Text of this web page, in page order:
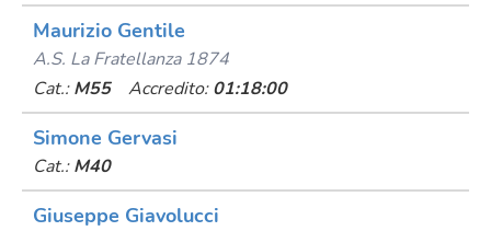
Maurizio Gentile
A.s. La Fratellanza 1874
Cat.: M55 Accredito: 01:18:00
Simone Gervasi
Cat.: M40
Giuseppe Giavolucci